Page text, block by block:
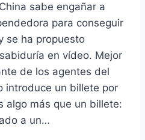
sabe engañar a
para conseguir
se ha propuesto
en vídeo. Mejor
de los agentes del
introduce un billete por
algo más que un billete:
a un…